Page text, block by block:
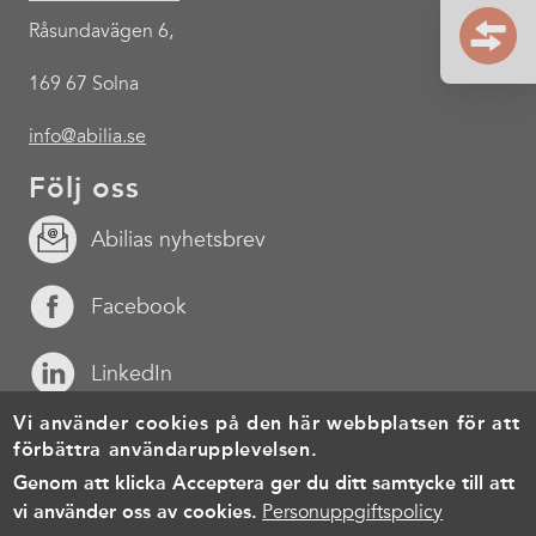
Råsundavägen 6,
169 67 Solna
info@abilia.se
Följ oss
Abilias nyhetsbrev
Facebook
LinkedIn
YouTube
Footer
Cookies Personuppgiftspolicy Användarvillkor
Vi använder cookies på den här webbplatsen för att
förbättra användarupplevelsen.
Genom att klicka Acceptera ger du ditt samtycke till att
vi använder oss av cookies. Personuppgiftspolicy